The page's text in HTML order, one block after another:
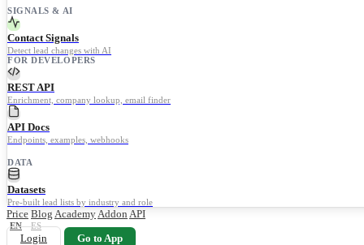
SIGNALS & AI
Contact Signals
Detect lead changes with AI
FOR DEVELOPERS
REST API
Enrichment, company lookup, email finder
API Docs
Endpoints, examples, webhooks
DATA
Datasets
Pre-built lead lists by industry and role
Price Blog AcademyAddon API
EN ES
Login Go to App